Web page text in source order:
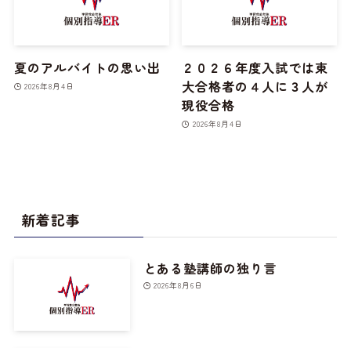
夏のアルバイトの思い出
2026年8月4日
２０２６年度入試では東
大合格者の４人に３人が
現役合格
2026年8月4日
新着記事
とある塾講師の独り言
2026年8月6日